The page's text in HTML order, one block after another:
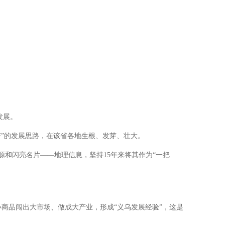
。
发展思路，在该省各地生根、发芽、壮大。
和闪亮名片——地理信息，坚持15年来将其作为“一把
闯出大市场、做成大产业，形成“义乌发展经验”，这是